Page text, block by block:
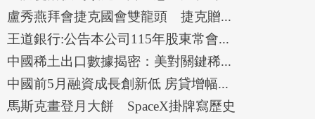
盧秀燕拜會捷克國會雙龍頭 捷克贈...
王道銀行:公告本公司115年股東常會...
中國稀土出口數據揭密：美對關鍵稀...
中國前5月融資成長創新低 房貸增幅...
馬斯克畫登月大餅 SpaceX掛牌寫歷史